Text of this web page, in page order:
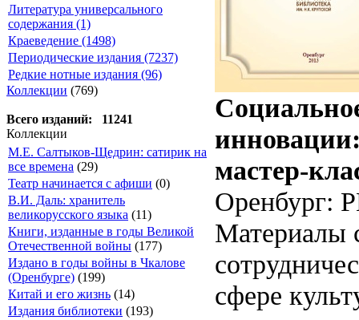
Литература универсального
содержания (1)
Краеведение (1498)
Периодические издания (7237)
Редкие нотные издания (96)
Коллекции (769)
Всего изданий: 11241
Коллекции
М.Е. Салтыков-Щедрин: сатирик на
все времена (29)
Театр начинается с афиши (0)
В.И. Даль: хранитель
великорусского языка (11)
Книги, изданные в годы Великой
Отечественной войны (177)
Издано в годы войны в Чкалове
(Оренбурге) (199)
Китай и его жизнь (14)
Издания библиотеки (193)
мастер-
Оренбург:
Материалы
сфере